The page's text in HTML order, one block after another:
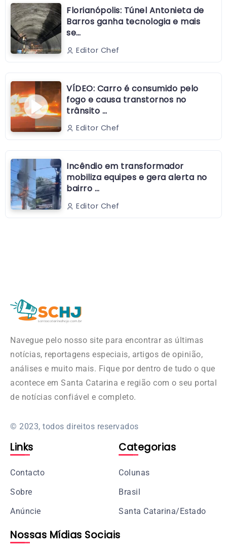
Florianópolis: Túnel Antonieta de
Barros ganha tecnologia e mais
se…
Editor Chef
VÍDEO: Carro é consumido pelo
fogo e causa transtornos no
trânsito …
Editor Chef
Incêndio em transformador
mobiliza equipes e gera alerta no
bairro …
Editor Chef
Navegue pelo nosso site para encontrar as últimas
notícias, reportagens especiais, artigos de opinião,
análises e muito mais. Fique por dentro de tudo o que
acontece em Santa Catarina e região com o seu portal
de notícias confiável e completo.
© 2023, todos direitos reservados
Links
Contacto
Sobre
Anúncie
Categorias
Colunas
Brasil
Santa Catarina/Estado
Nossas Mídias Sociais